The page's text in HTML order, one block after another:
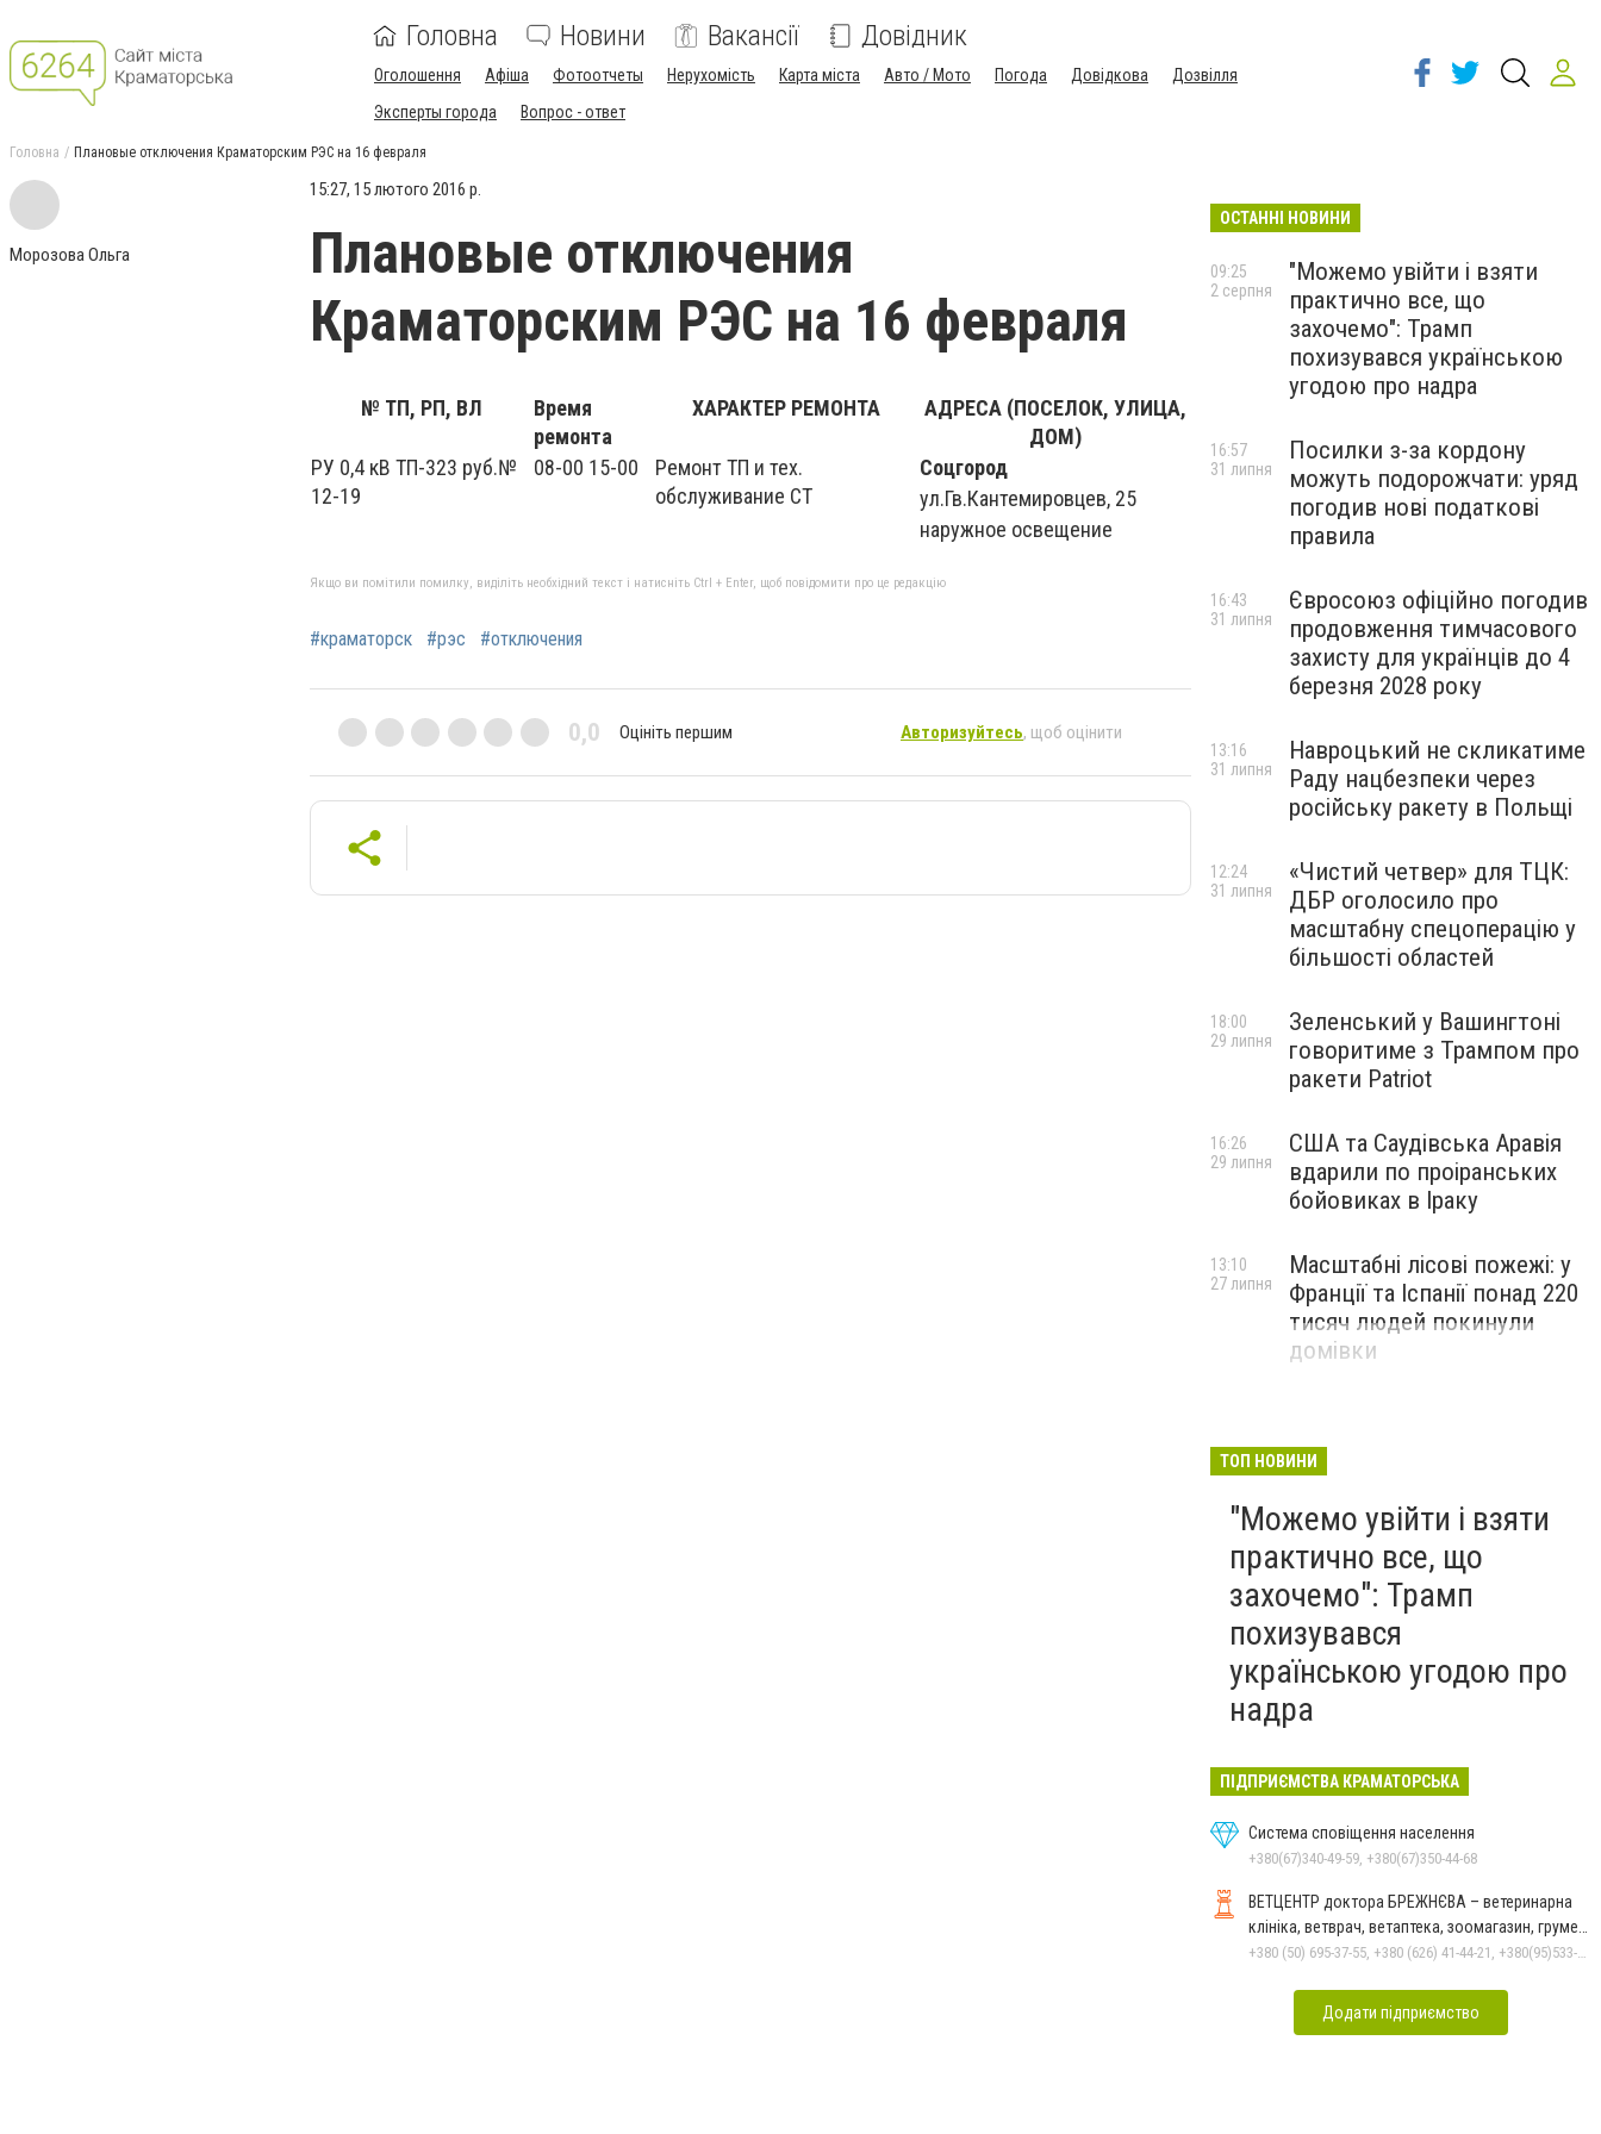
Головна Новини Вакансії Довідник
Оголошення Афіша Фотоотчеты Нерухомість Карта міста Авто / Мото Погода Довідкова
Дозвілля
Эксперты города
Вопрос - ответ
Головна Плановые отключения Краматорским РЭС на 16 февраля
Морозова Ольга
15:27, 15 лютого 2016 р.
Плановые отключения
Краматорским РЭС на 16 февраля
№ ТП, РП, ВЛ
Время
ремонта
ХАРАКТЕР РЕМОНТА
АДРЕСА (ПОСЕЛОК, УЛИЦА,
ДОМ)
РУ 0,4 кВ ТП-323 руб.№
12-19
08-00 15-00
Ремонт ТП и тех.
обслуживание СТ
Соцгород
ул.Гв.Кантемировцев, 25
наружное освещение
Якщо ви помітили помилку, виділіть необхідний текст і натисніть Ctrl + Enter, щоб повідомити про це редакцію
#краматорск #рэс #отключения
0,0 Оцініть першим Авторизуйтесь, щоб оцінити
ОСТАННІ НОВИНИ
"Можемо увійти і взяти
практично все, що
захочемо": Трамп
похизувався українською
угодою про надра
09:25
2 серпня
Посилки з-за кордону
можуть подорожчати: уряд
погодив нові податкові
правила
16:57
31 липня
Євросоюз офіційно погодив
продовження тимчасового
захисту для українців до 4
березня 2028 року
16:43
31 липня
Навроцький не скликатиме
Раду нацбезпеки через
російську ракету в Польщі
13:16
31 липня
«Чистий четвер» для ТЦК:
ДБР оголосило про
масштабну спецоперацію у
більшості областей
12:24
31 липня
Зеленський у Вашингтоні
говоритиме з Трампом про
ракети Patriot
18:00
29 липня
США та Саудівська Аравія
вдарили по проіранських
бойовиках в Іраку
16:26
29 липня
Масштабні лісові пожежі: у
Франції та Іспанії понад 220
тисяч людей покинули
домівки
13:10
27 липня
ТОП НОВИНИ
"Можемо увійти і взяти
практично все, що
захочемо": Трамп
похизувався
українською угодою про
надра
ПІДПРИЄМСТВА КРАМАТОРСЬКА
Система сповіщення населення
+380(67)340-49-59, +380(67)350-44-68
ВЕТЦЕНТР доктора БРЕЖНЄВА – ветеринарна
клініка, ветврач, ветаптека, зоомагазин, грумер,
стрижки.
+380 (50) 695-37-55, +380 (626) 41-44-21, +380(95)533-90-03
Додати підприємство